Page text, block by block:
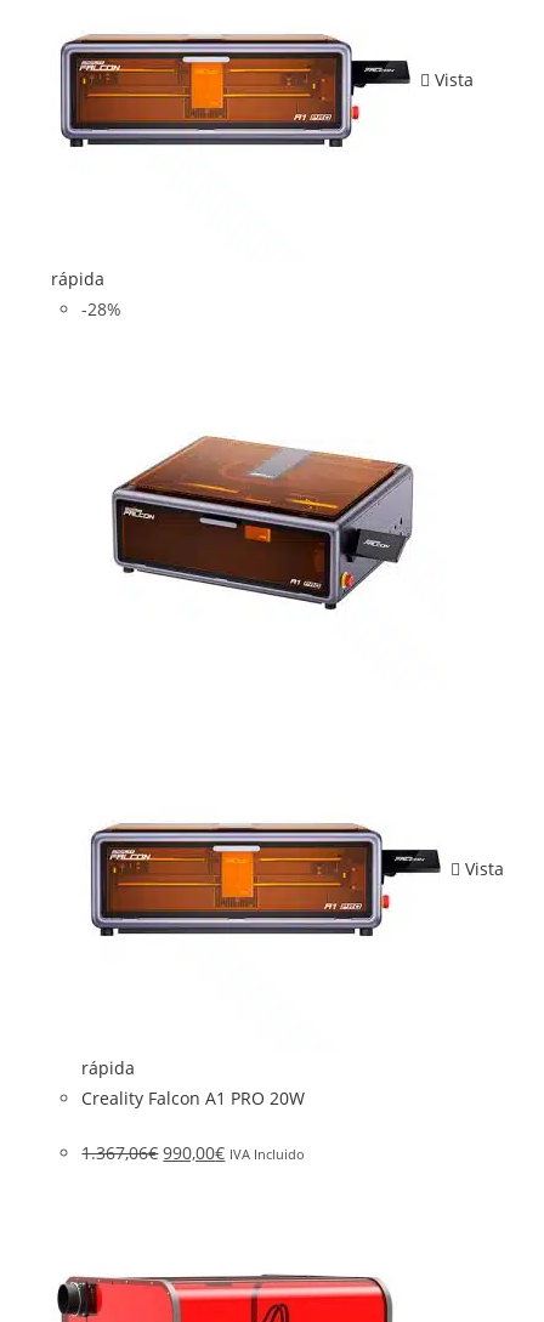
Vista
rápida
-28%
Vista
rápida
Creality Falcon A1 PRO 20W
1.367,06€ 990,00€ IVA Incluido